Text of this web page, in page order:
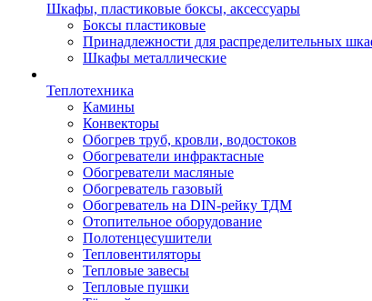
Шкафы, пластиковые боксы, аксессуары
Боксы пластиковые
Принадлежности для распределительных
Шкафы металлические
Теплотехника
Камины
Конвекторы
Обогрев труб, кровли, водостоков
Обогреватели инфрактасные
Обогреватели масляные
Обогреватель газовый
Обогреватель на DIN-рейку ТДМ
Отопительное оборудование
Полотенцесушители
Тепловентиляторы
Тепловые завесы
Тепловые пушки